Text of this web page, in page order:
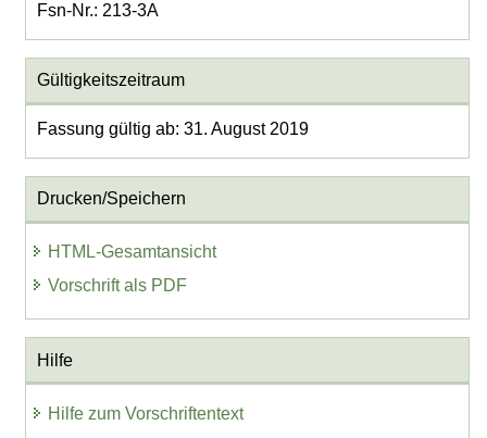
Fsn-Nr.: 213-3A
Gültigkeitszeitraum
Fassung gültig ab: 31. August 2019
Drucken/Speichern
HTML-Gesamtansicht
Vorschrift als PDF
Hilfe
Hilfe zum Vorschriftentext